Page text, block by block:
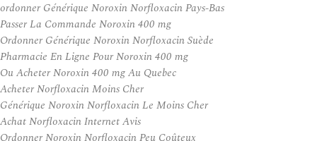
ordonner Générique Noroxin Norfloxacin Pays-Bas
Passer La Commande Noroxin 400 mg
Ordonner Générique Noroxin Norfloxacin Suède
Pharmacie En Ligne Pour Noroxin 400 mg
Ou Acheter Noroxin 400 mg Au Quebec
Acheter Norfloxacin Moins Cher
Générique Noroxin Norfloxacin Le Moins Cher
Achat Norfloxacin Internet Avis